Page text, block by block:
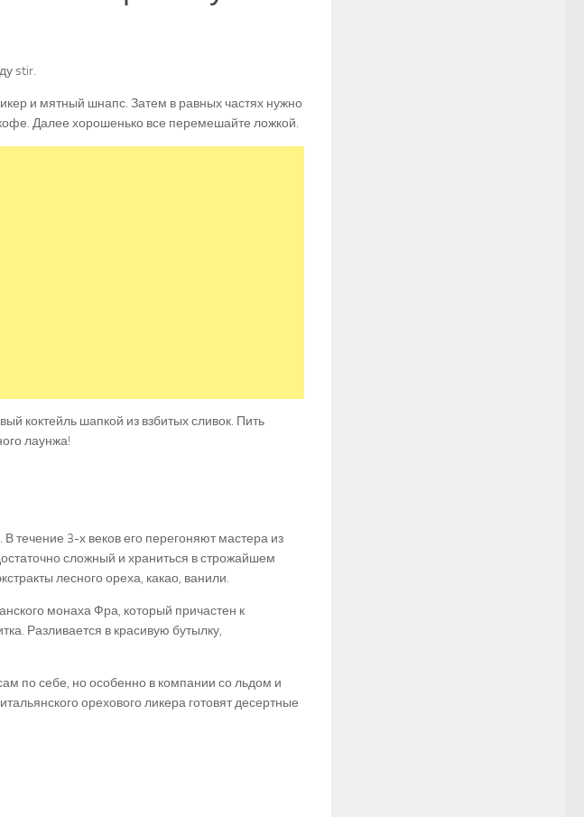
stir.
и мятный шнапс. Затем в равных частях нужно
Далее хорошенько все перемешайте ложкой.
коктейль шапкой из взбитых сливок. Пить
лаунжа!
течение 3-х веков его перегоняют мастера из
сложный и храниться в строжайшем
лесного ореха, какао, ванили.
монаха Фра, который причастен к
Разливается в красивую бутылку,
по себе, но особенно в компании со льдом и
орехового ликера готовят десертные